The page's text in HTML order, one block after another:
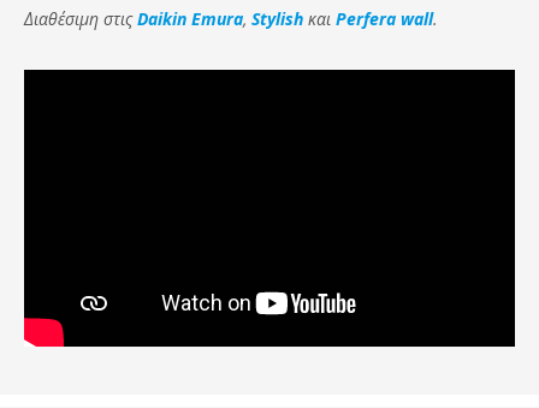
Διαθέσιμη στιςDaikin Emura, Stylish και Perfera wall.